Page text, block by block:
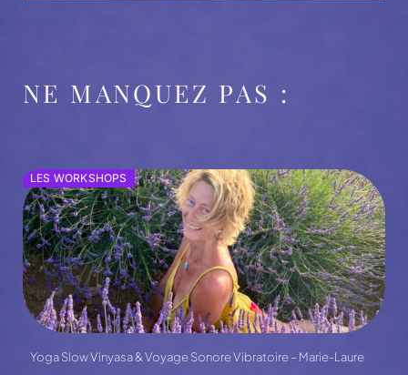
NE MANQUEZ PAS :
LES WORKSHOPS
Yoga Slow Vinyasa & Voyage Sonore Vibratoire – Marie-Laure